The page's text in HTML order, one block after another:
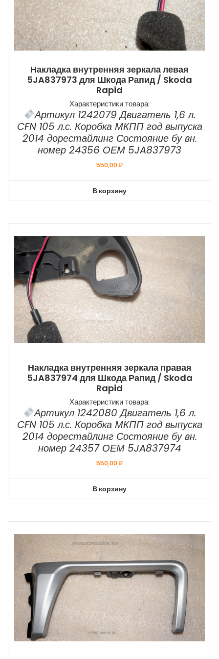
Накладка внутренняя зеркала левая
5JA837973 для Шкода Рапид / Skoda
Rapid
Характеристики товара:
Артикул 1242079 Двигатель 1,6 л.
CFN 105 л.с. Коробка МКПП год выпуска
2014 дорестайлинг Состояние бу вн.
номер 24356 ОЕМ 5JA837973
550,00₽
В корзину
Накладка внутренняя зеркала правая
5JA837974 для Шкода Рапид / Skoda
Rapid
Характеристики товара:
Артикул 1242080 Двигатель 1,6 л.
CFN 105 л.с. Коробка МКПП год выпуска
2014 дорестайлинг Состояние бу вн.
номер 24357 ОЕМ 5JA837974
550,00₽
В корзину